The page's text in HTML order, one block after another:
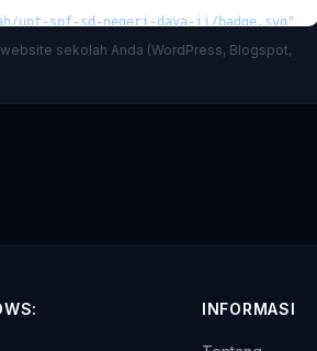
sekolah Anda (WordPress, Blogspot,
INFORMASI